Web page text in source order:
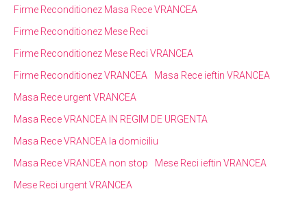
Firme Reconditionez Masa Rece VRANCEA
Firme Reconditionez Mese Reci
Firme Reconditionez Mese Reci VRANCEA
Firme Reconditionez VRANCEA
Masa Rece ieftin VRANCEA
Masa Rece urgent VRANCEA
Masa Rece VRANCEA IN REGIM DE URGENTA
Masa Rece VRANCEA la domiciliu
Masa Rece VRANCEA non stop
Mese Reci ieftin VRANCEA
Mese Reci urgent VRANCEA